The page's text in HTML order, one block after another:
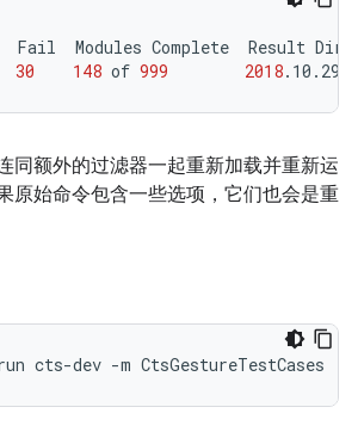
Fail Modules Complete Result
30 148 of 999 2018
同额外的过滤器一起重新加载并重新运
原始命令包含一些选项，它们也会是重
cts-dev -m